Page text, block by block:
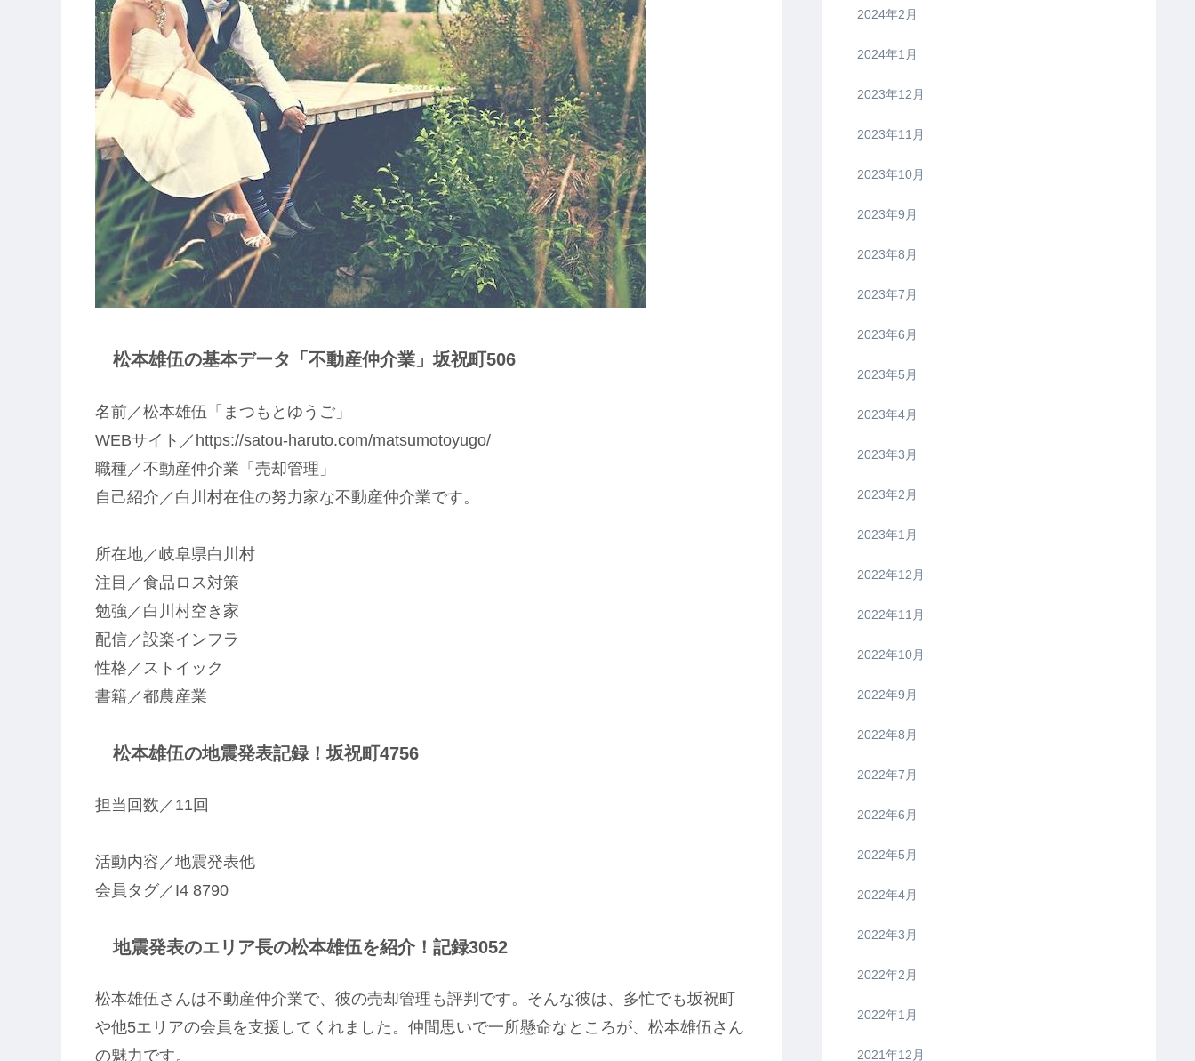
松本雄伍の基本データ「不動産仲介業」坂祝町506
名前／松本雄伍「まつもとゆうご」
WEBサイト／https://satou-haruto.com/matsumotoyugo/
職種／不動産仲介業「売却管理」
自己紹介／白川村在住の努力家な不動産仲介業です。
所在地／岐阜県白川村
注目／食品ロス対策
勉強／白川村空き家
配信／設楽インフラ
性格／ストイック
書籍／都農産業
松本雄伍の地震発表記録！坂祝町4756
担当回数／11回
活動内容／地震発表他
会員タグ／I4 8790
地震発表のエリア長の松本雄伍を紹介！記録3052
松本雄伍さんは不動産仲介業で、彼の売却管理も評判です。そんな彼は、多忙でも坂祝町
や他5エリアの会員を支援してくれました。仲間思いで一所懸命なところが、松本雄伍さん
の魅力です。
2024年2月
2024年1月
2023年12月
2023年11月
2023年10月
2023年9月
2023年8月
2023年7月
2023年6月
2023年5月
2023年4月
2023年3月
2023年2月
2023年1月
2022年12月
2022年11月
2022年10月
2022年9月
2022年8月
2022年7月
2022年6月
2022年5月
2022年4月
2022年3月
2022年2月
2022年1月
2021年12月